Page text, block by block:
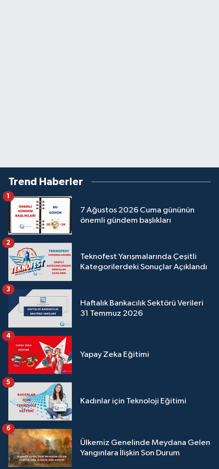
Trend Haberler
7 Ağustos 2026 Cuma gününün
önemli gündem başlıkları
1
Teknofest Yarışmalarında Çeşitli
Kategorilerdeki Sonuçlar Açıklandı
2
Haftalık Bankacılık Sektörü Verileri
31 Temmuz 2026
3
Yapay Zeka Eğitimi
4
Kadınlar için Teknoloji Eğitimi
5
Ülkemiz Genelinde Meydana Gelen
Yangınlara İlişkin Son Durum
6